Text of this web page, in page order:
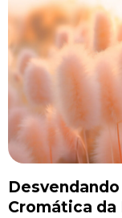
Cromática da